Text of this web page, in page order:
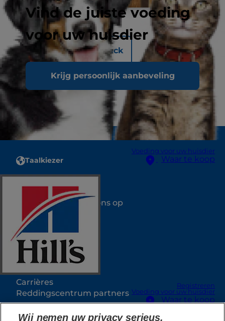
Vind de juiste voeding
voor uw huisdier
Krijg persoonlijk aanbeveling
Voeding voor uw huisdier
Waar te koop
Registreren
Voeding voor uw huisdier
Waar te koop
Back
Taalkiezer
Bronnen
Neem contact met ons op
Sitemap
Waar te koop
Onze sites
Hill's Vet
Carrières
Reddingscentrum partners
Wij nemen uw privacy serieus.